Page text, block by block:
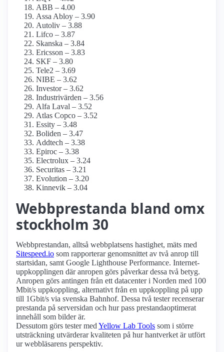
ABB – 4.00
Assa Abloy – 3.90
Autoliv – 3.88
Lifco – 3.87
Skanska – 3.84
Ericsson – 3.83
SKF – 3.80
Tele2 – 3.69
NIBE – 3.62
Investor – 3.62
Industrivärden – 3.56
Alfa Laval – 3.52
Atlas Copco – 3.52
Essity – 3.48
Boliden – 3.47
Addtech – 3.38
Epiroc – 3.38
Electrolux – 3.24
Securitas – 3.21
Evolution – 3.20
Kinnevik – 3.04
Webbprestanda bland omx
stockholm 30
Webbprestandan, alltså webbplatsens hastighet, mäts med
Sitespeed.io som rapporterar genomsnittet av två anrop till
startsidan, samt Google Lighthouse Performance. Internet­
uppkopplingen där anropen görs påverkar dessa två betyg.
Anropen görs antingen från ett datacenter i Norden med 100
Mbit/s uppkoppling, alternativt från en uppkoppling på upp
till 1Gbit/s via svenska Bahnhof. Dessa två tester recenserar
prestanda på serversidan och hur pass prestanda­optimerat
innehåll som bilder är.
Dessutom görs tester med Yellow Lab Tools som i större
utsträckning utvärderar kvaliteten på hur hantverket är utfört
ur webbläsarens perspektiv.